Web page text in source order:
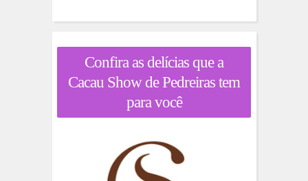
Confira as delícias que a
Cacau Show de Pedreiras tem
para você